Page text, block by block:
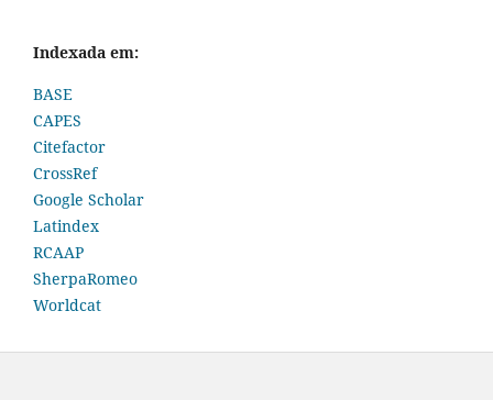
Indexada em:
BASE
CAPES
Citefactor
CrossRef
Google Scholar
Latindex
RCAAP
SherpaRomeo
Worldcat